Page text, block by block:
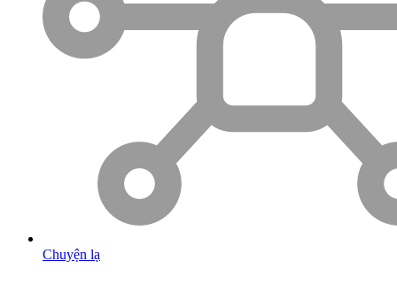
Chuyện lạ